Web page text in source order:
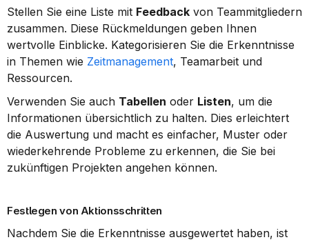
Stellen Sie eine Liste mit Feedback von Teammitgliedern
zusammen. Diese Rückmeldungen geben Ihnen
wertvolle Einblicke. Kategorisieren Sie die Erkenntnisse
in Themen wie Zeitmanagement, Teamarbeit und
Ressourcen.
Verwenden Sie auch Tabellen oder Listen, um die
Informationen übersichtlich zu halten. Dies erleichtert
die Auswertung und macht es einfacher, Muster oder
wiederkehrende Probleme zu erkennen, die Sie bei
zukünftigen Projekten angehen können.
Festlegen von Aktionsschritten
Nachdem Sie die Erkenntnisse ausgewertet haben, ist